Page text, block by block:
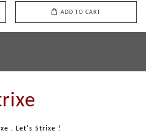
ADD TO CART
. Let's Strixe !